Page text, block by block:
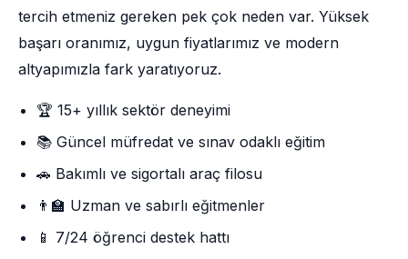
tercih etmeniz gereken pek çok neden var. Yüksek
başarı oranımız, uygun fiyatlarımız ve modern
altyapımızla fark yaratıyoruz.
🏆 15+ yıllık sektör deneyimi
📚 Güncel müfredat ve sınav odaklı eğitim
🚗 Bakımlı ve sigortalı araç filosu
👨‍🏫 Uzman ve sabırlı eğitmenler
📱 7/24 öğrenci destek hattı